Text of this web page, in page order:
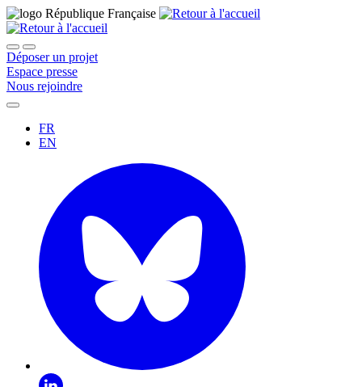
Déposer un projet
Espace presse
Nous rejoindre
FR
EN